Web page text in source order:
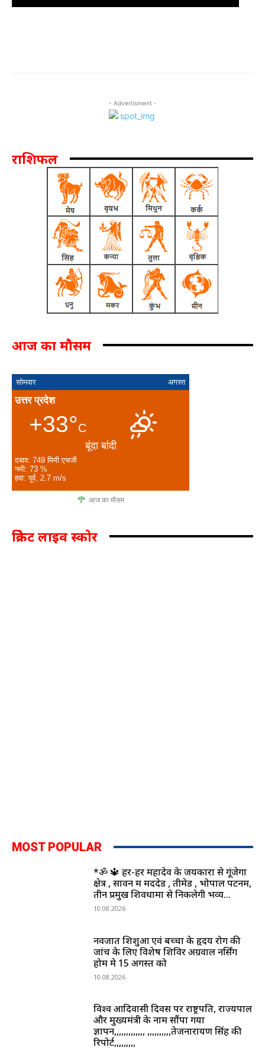
- Advertisment -
राशिफल
आज का मौसम
सोमवार अगस्त
उत्तर प्रदेश
+33°C
बूंदा बांदी
दबाव: 749 मिमी एचजी
नमी: 73 %
हवा: पूर्व, 2.7 m/s
आज का मौसम
क्रिकेट लाइव स्कोर
MOST POPULAR
*ॐ 🔱 हर-हर महादेव के जयकारों से गूंजेगा
क्षेत्र , सावन में मददेड , तीमेड , भोपाल पटनम,
तीन प्रमुख शिवधामों से निकलेगी भव्य...
10.08.2026
नवजात शिशुओं एवं बच्चों के हृदय रोग की
जांच के लिए विशेष शिविर अग्रवाल नर्सिंग
होम मे 15 अगस्त को
10.08.2026
विश्व आदिवासी दिवस पर राष्ट्रपति, राज्यपाल
और मुख्यमंत्री के नाम सौंपा गया
ज्ञापन,,,,,,,,,,,,, ,,,,,,,,,,तेजनारायण सिंह की
रिपोर्ट,,,,,,,,,